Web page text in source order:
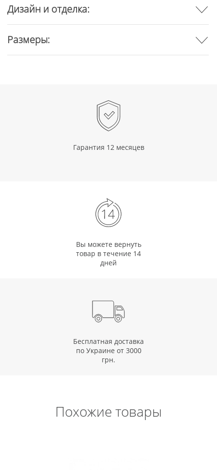
Дизайн и отделка:
Размеры:
Гарантия 12 месяцев
Вы можете вернуть
товар в течение 14
дней
Бесплатная доставка
по Украине от 3000
грн.
Похожие товары